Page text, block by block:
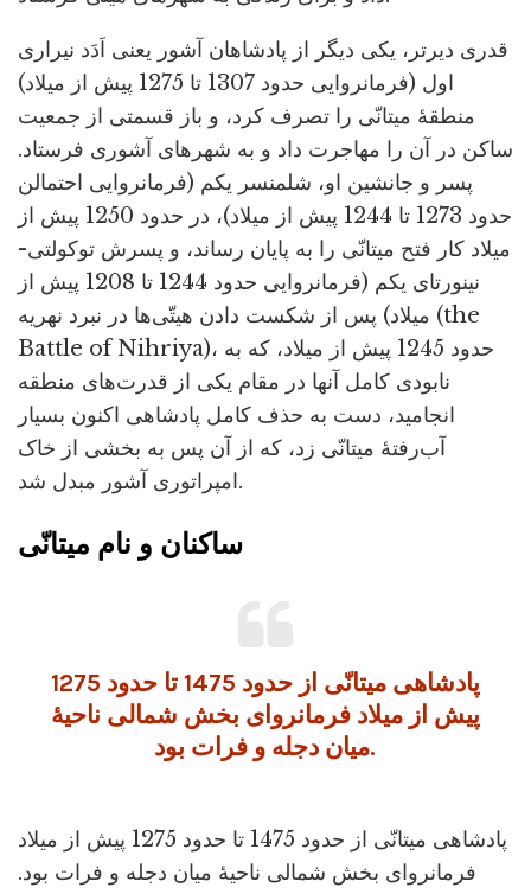
قدری دیرتر، یکی دیگر از پادشاهان آشور یعنی اَدَد نیراری
اول (فرمانروایی حدود 1307 تا 1275 پیش از میلاد)
منطقۀ میتانّی را تصرف کرد، و باز قسمتی از جمعیت
ساکن در آن را مهاجرت داد و به شهرهای آشوری فرستاد.
پسر و جانشین او، شلمنسر یکم (فرمانروایی احتمالن
حدود 1273 تا 1244 پیش از میلاد)، در حدود 1250 پیش از
میلاد کار فتح میتانّی را به پایان رساند، و پسرش توکولتی-
نینورتای یکم (فرمانروایی حدود 1244 تا 1208 پیش از
میلاد) پس از شکست دادن هیتّی‌ها در نبرد نهریه (the
Battle of Nihriya)، حدود 1245 پیش از میلاد، که به
نابودی کامل آنها در مقام یکی از قدرت‌های منطقه
انجامید، دست به حذف کامل پادشاهی اکنون بسیار
آب‌رفتۀ میتانّی زد، که از آن پس به بخشی از خاک
امپراتوری آشور مبدل شد.
ساکنان و نام میتانّی
پادشاهی میتانّی از حدود 1475 تا حدود 1275
پیش از میلاد فرمانروای بخش شمالی ناحیۀ
میان دجله و فرات بود.
پادشاهی میتانّی از حدود 1475 تا حدود 1275 پیش از میلاد
فرمانروای بخش شمالی ناحیۀ میان دجله و فرات بود.